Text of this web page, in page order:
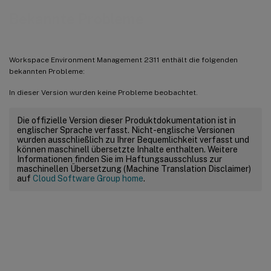
Workspace Environment Management 2311 enthält die folgenden
bekannten Probleme:
In dieser Version wurden keine Probleme beobachtet.
Die offizielle Version dieser Produktdokumentation ist in
englischer Sprache verfasst. Nicht-englische Versionen
wurden ausschließlich zu Ihrer Bequemlichkeit verfasst und
können maschinell übersetzte Inhalte enthalten. Weitere
Informationen finden Sie im Haftungsausschluss zur
maschinellen Übersetzung (Machine Translation Disclaimer)
auf Cloud Software Group home.